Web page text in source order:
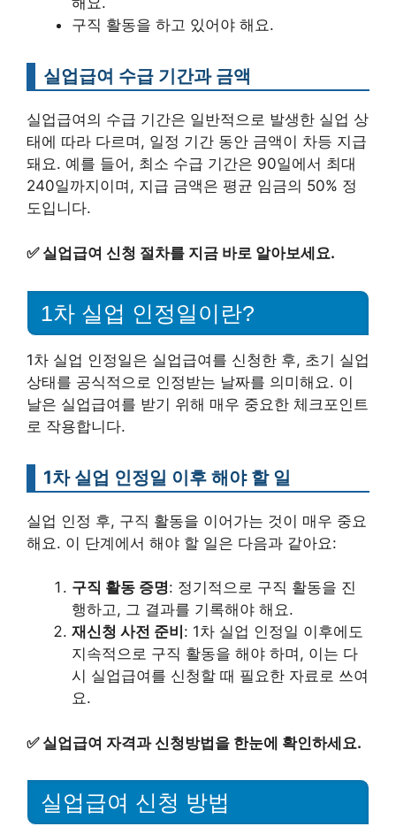
구직 활동을 하고 있어야 해요.
실업급여 수급 기간과 금액
실업급여의 수급 기간은 일반적으로 발생한 실업 상
태에 따라 다르며, 일정 기간 동안 금액이 차등 지급
돼요. 예를 들어, 최소 수급 기간은 90일에서 최대
240일까지이며, 지급 금액은 평균 임금의 50% 정
도입니다.
✅ 실업급여 신청 절차를 지금 바로 알아보세요.
1차 실업 인정일이란?
1차 실업 인정일은 실업급여를 신청한 후, 초기 실업
상태를 공식적으로 인정받는 날짜를 의미해요. 이
날은 실업급여를 받기 위해 매우 중요한 체크포인트
로 작용합니다.
1차 실업 인정일 이후 해야 할 일
실업 인정 후, 구직 활동을 이어가는 것이 매우 중요
해요. 이 단계에서 해야 할 일은 다음과 같아요:
구직 활동 증명: 정기적으로 구직 활동을 진
행하고, 그 결과를 기록해야 해요.
재신청 사전 준비 : 1차 실업 인정일 이후에도
지속적으로 구직 활동을 해야 하며, 이는 다
시 실업급여를 신청할 때 필요한 자료로 쓰여
요.
✅ 실업급여 자격과 신청방법을 한눈에 확인하세요.
실업급여 신청 방법